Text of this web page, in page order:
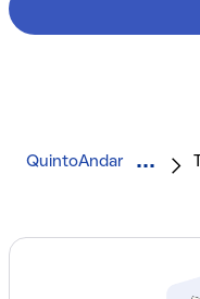
QuintoAndar